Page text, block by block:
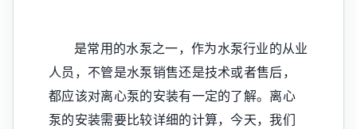
是常用的水泵之一，作为水泵行业的从业
人员，不管是水泵销售还是技术或者售后，
都应该对离心泵的安装有一定的了解。离心
泵的安装需要比较详细的计算，今天，我们